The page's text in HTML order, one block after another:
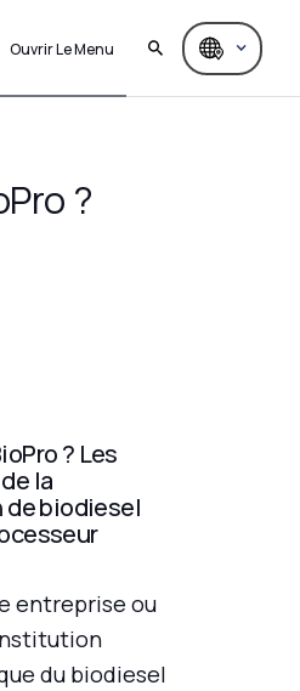
Ouvrir Le Menu
?
? Les
la
biodiesel
entreprise ou
du biodiesel